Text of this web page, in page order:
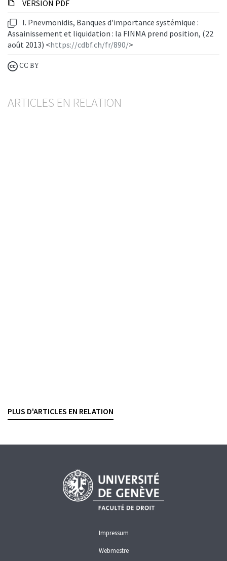
VERSION PDF
I. Pnevmonidis, Banques d'importance systémique :
Assainissement et liquidation : la FINMA prend position, (22
août 2013) <https://cdbf.ch/fr/890/>
CC BY
ARTICLES EN RELATION
PLUS D'ARTICLES EN RELATION
Impressum
Webmestre